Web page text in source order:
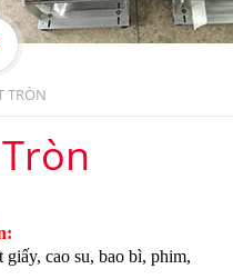
TRÒN
cao su, bao bì, phim,